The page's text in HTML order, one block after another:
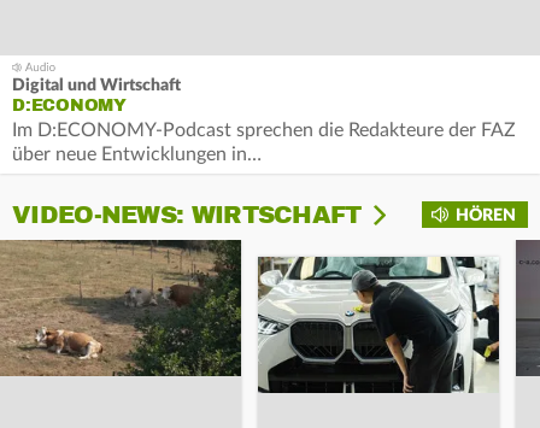
Digital und Wirtschaft
D:ECONOMY
Im D:ECONOMY-Podcast sprechen die Redakteure der FAZ
über neue Entwicklungen in…
HÖREN
VIDEO-NEWS: WIRTSCHAFT